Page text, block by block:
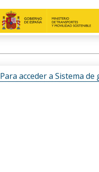
Para acceder a Sistema